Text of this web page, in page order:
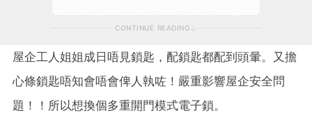
CONTINUE READING
屋企工人姐姐成日唔見鎖匙，配鎖匙都配到頭暈。又擔
心條鎖匙唔知會唔會俾人執咗！嚴重影響屋企安全問
題！！所以想換個多重開門模式電子鎖。